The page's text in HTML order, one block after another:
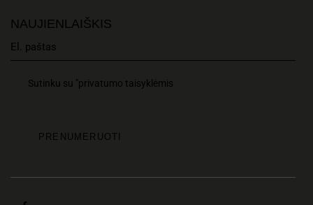
NAUJIENLAIŠKIS
Sutinku su "privatumo taisyklėmis